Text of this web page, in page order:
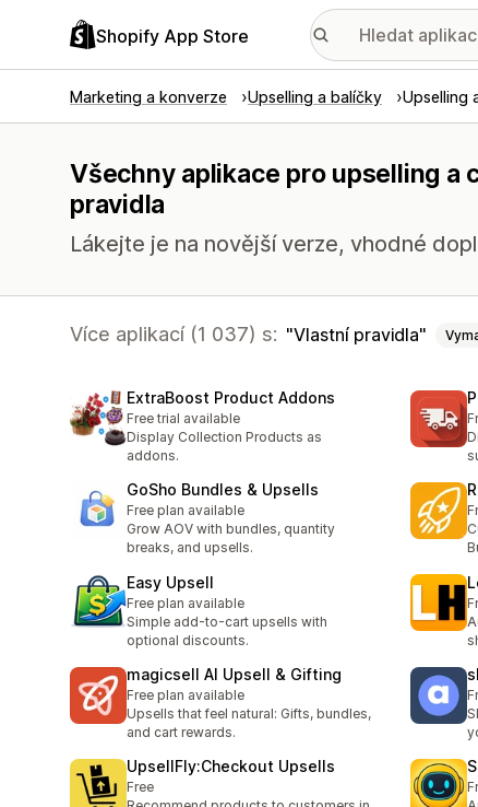
Shopify App Store
Marketing a konverze Upselling a balíčky Upselling
Všechny aplikace pro upselling
pravidla
Lákejte je na novější verze, vhodné
Více aplikací (1 037) s: Vlastní pravidla
ExtraBoost Product Addons
Free trial available
Display Collection Products as
addons.
GoSho Bundles & Upsells
Free plan available
Grow AOV with bundles, quantity
breaks, and upsells.
Easy Upsell
Free plan available
Simple add-to-cart upsells with
optional discounts.
magicsell AI Upsell & Gifting
Free plan available
Upsells that feel natural: Gifts, bundles,
and cart rewards.
UpsellFly:Checkout Upsells
Free